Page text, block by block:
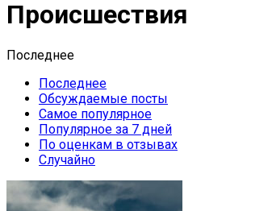
Происшествия
Последнее
Последнее
Обсуждаемые посты
Самое популярное
Популярное за 7 дней
По оценкам в отзывах
Случайно